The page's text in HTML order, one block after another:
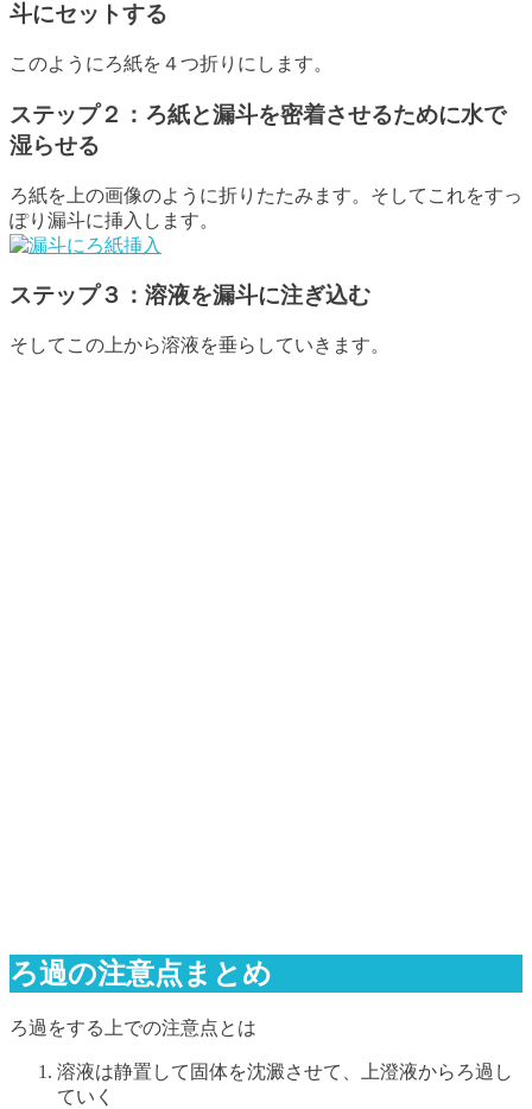
斗にセットする
このようにろ紙を４つ折りにします。
ステップ２：ろ紙と漏斗を密着させるために水で
湿らせる
ろ紙を上の画像のように折りたたみます。そしてこれをすっ
ぽり漏斗に挿入します。
ステップ３：溶液を漏斗に注ぎ込む
そしてこの上から溶液を垂らしていきます。
ろ過の注意点まとめ
ろ過をする上での注意点とは
溶液は静置して固体を沈澱させて、上澄液からろ過し
ていく